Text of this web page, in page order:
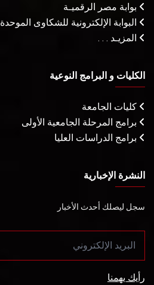
بوابة مصر الرقميـة
البوابة الإلكترونية للشكاوى الموحدة
المزيـد . . .
الكليات و البرامج النوعية
كليات الجامعة
برامج المرحلة الجامعية الأولى
برامج الدراسات العليا
النشرة الإخبارية
سجل ليصلك أحدث الأخبار
رأيك يهمنا